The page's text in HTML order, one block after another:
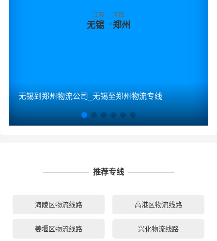
江苏
无锡→
河南
郑州
无锡到郑州物流公司_无锡至郑州物流专线
推荐专线
海陵区物流线路 高港区物流线路
姜堰区物流线路 兴化物流线路